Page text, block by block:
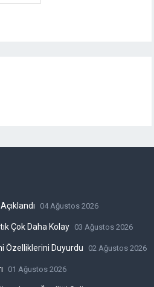
04 Ağustos 2026
Çok Daha Kolay 03 Ağustos 2026
Özelliklerini Duyurdu 02 Ağustos 2026
01 Ağustos 2026